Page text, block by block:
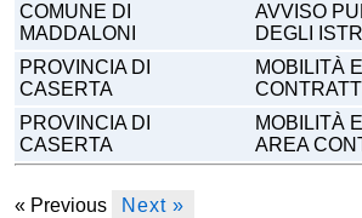
COMUNE DI
MADDALONI
AVVISO
DEGLI
PROVINCIA DI
CASERTA
MOBILITÀ
PROVINCIA DI
CASERTA
MOBILITÀ
AREA
« Previous
Next »